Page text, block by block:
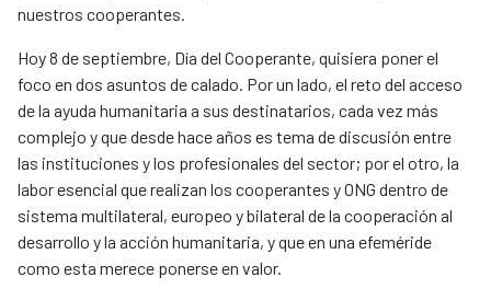
nuestros cooperantes.
Hoy 8 de septiembre, Día del Cooperante, quisiera poner el
foco en dos asuntos de calado. Por un lado, el reto del acceso
de la ayuda humanitaria a sus destinatarios, cada vez más
complejo y que desde hace años es tema de discusión entre
las instituciones y los profesionales del sector; por el otro, la
labor esencial que realizan los cooperantes y ONG dentro de
sistema multilateral, europeo y bilateral de la cooperación al
desarrollo y la acción humanitaria, y que en una efeméride
como esta merece ponerse en valor.